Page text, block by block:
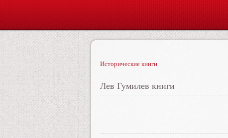
Исторические книги
Лев Гумилев книги